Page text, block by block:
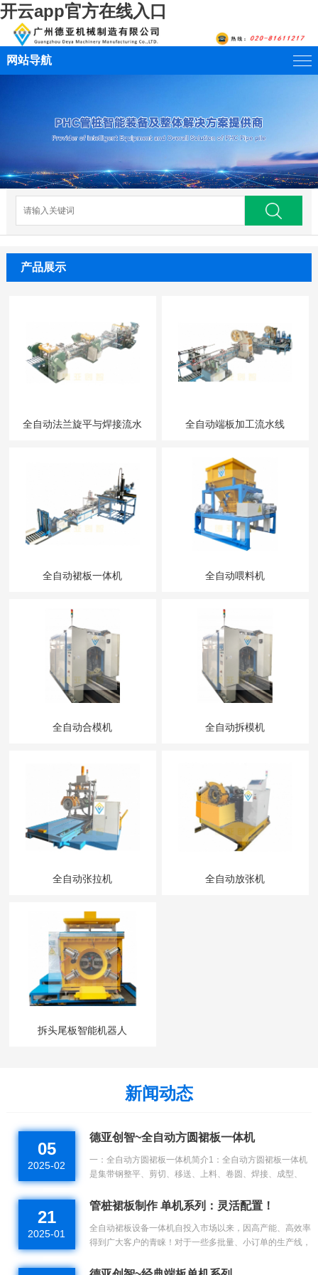
开云app官方在线入口
网站导航
产品展示
全自动法兰旋平与焊接流水 全自动端板加工流水线
全自动裙板一体机 全自动喂料机
全自动合模机 全自动拆模机
全自动张拉机 全自动放张机
拆头尾板智能机器人
新闻动态
05
2025-02
德亚创智~全自动方圆裙板一体机
一：全自动方圆裙板一体机简介1：全自动方圆裙板一体机
是集带钢整平、剪切、移送、上料、卷圆、焊接、成型、
21
2025-01
管桩裙板制作 单机系列：灵活配置！
全自动裙板设备一体机自投入市场以来，因高产能、高效率
得到广大客户的青睐！对于一些多批量、小订单的生产线，